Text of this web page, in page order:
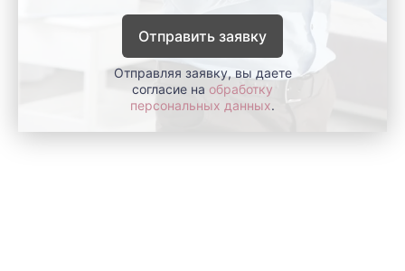
Отправить заявку
Отправляя заявку, вы даете
согласие на обработку
персональных данных.